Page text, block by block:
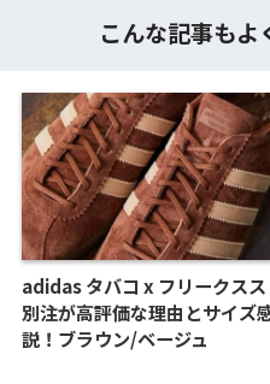
こんな記事も
adidas タバコ x フリークスス
別注が高評価な理由とサイズ
説！ブラウン/ベージュ